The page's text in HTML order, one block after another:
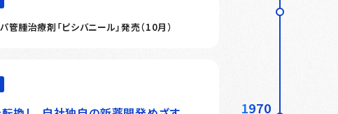
管腫治療剤「ピシバニール」発売（10月）
1970